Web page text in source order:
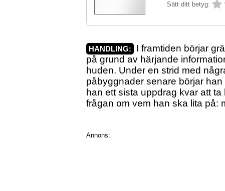
Sätt ditt betyg:
HANDLING:
I framtiden börjar
på grund av härjande
huden. Under en strid med
påbyggnader senare börjar
han ett sista uppdrag kvar att
frågan om vem han ska lita på:
Annons: